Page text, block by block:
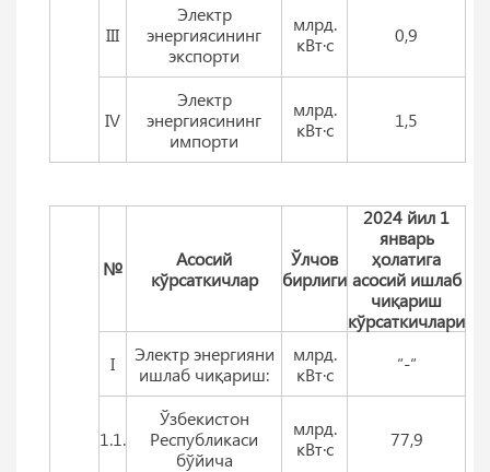
III
Электр
энергиясининг
экспорти
млрд.
кВт·с
0,9
IV
Электр
энергиясининг
импорти
млрд.
кВт·с
1,5
№
Aсосий
кўрсаткичлар
Ўлчов
бирлиги
2024 йил 1
январь
ҳолатига
асосий ишлаб
чиқариш
кўрсаткичлари
I
Электр энергияни
ишлаб чиқариш:
млрд.
кВт·с
“-“
1.1.
Ўзбекистон
Республикаси
бўйича
млрд.
кВт·с
77,9